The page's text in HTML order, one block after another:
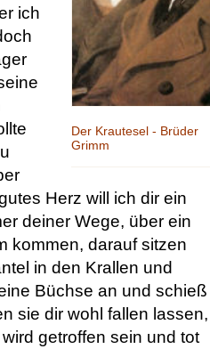
Der Krautesel - Brüder
Grimm
ich
Herz will ich dir ein
deiner Wege, über ein
kommen, darauf sitzen
in den Krallen und
Büchse an und schieß
sie dir wohl fallen lassen,
getroffen sein und tot